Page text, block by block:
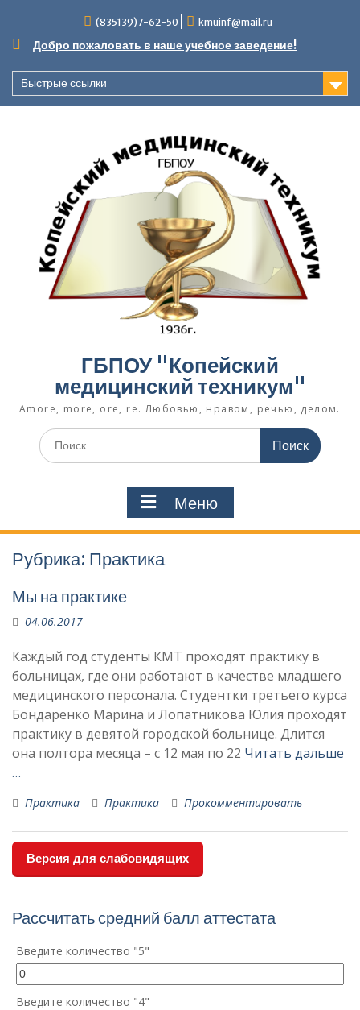
содержимому
(835139)7-62-50 kmuinf@mail.ru
Добро пожаловать в наше учебное заведение!
Быстрые ссылки
ГБПОУ "Копейский
медицинский техникум"
Amore, more, ore, re. Любовью, нравом, речью, делом.
Поиск
по:
Меню
Рубрика: Практика
Мы на практике
04.06.2017
Каждый год студенты КМТ проходят практику в
больницах, где они работают в качестве младшего
медицинского персонала. Студентки третьего курса
Бондаренко Марина и Лопатникова Юлия проходят
практику в девятой городской больнице. Длится
она полтора месяца – с 12 мая по 22 Читать дальше
…
Практика Практика Прокомментировать
Версия для слабовидящих
Рассчитать средний балл аттестата
Введите количество "5"
Введите количество "4"